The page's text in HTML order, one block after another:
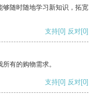
够随时随地学习新知识，拓宽
支持[0] 反对[0]
有的购物需求。
支持[0] 反对[0]